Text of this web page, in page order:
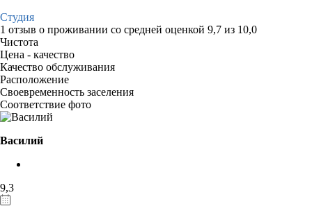
Студия
1 отзыв о проживании со средней оценкой 9,7 из 10,0
Чистота
Цена - качество
Качество обслуживания
Расположение
Своевременность заселения
Соответствие фото
Василий
9,3